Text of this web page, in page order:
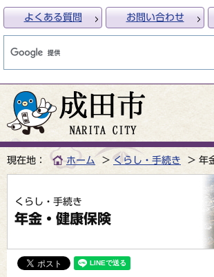
よくある質問 お問い合わせ
現在地： ホーム くらし・手続き 年
くらし・手続き
年金・健康保険